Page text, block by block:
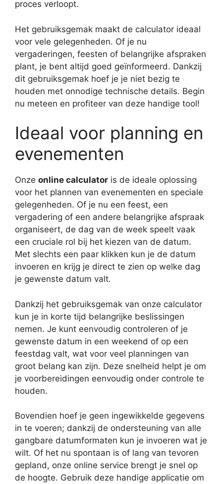
proces verloopt.
Het gebruiksgemak maakt de calculator ideaal
voor vele gelegenheden. Of je nu
vergaderingen, feesten of belangrijke afspraken
plant, je bent altijd goed geïnformeerd. Dankzij
dit gebruiksgemak hoef je je niet bezig te
houden met onnodige technische details. Begin
nu meteen en profiteer van deze handige tool!
Ideaal voor planning en
evenementen
Onze online calculator is de ideale oplossing
voor het plannen van evenementen en speciale
gelegenheden. Of je nu een feest, een
vergadering of een andere belangrijke afspraak
organiseert, de dag van de week speelt vaak
een cruciale rol bij het kiezen van de datum.
Met slechts een paar klikken kun je de datum
invoeren en krijg je direct te zien op welke dag
je gewenste datum valt.
Dankzij het gebruiksgemak van onze calculator
kun je in korte tijd belangrijke beslissingen
nemen. Je kunt eenvoudig controleren of je
gewenste datum in een weekend of op een
feestdag valt, wat voor veel planningen van
groot belang kan zijn. Deze snelheid helpt je om
je voorbereidingen eenvoudig onder controle te
houden.
Bovendien hoef je geen ingewikkelde gegevens
in te voeren; dankzij de ondersteuning van alle
gangbare datumformaten kun je invoeren wat je
wilt. Of het nu spontaan is of lang van tevoren
gepland, onze online service brengt je snel op
de hoogte. Gebruik deze handige applicatie om